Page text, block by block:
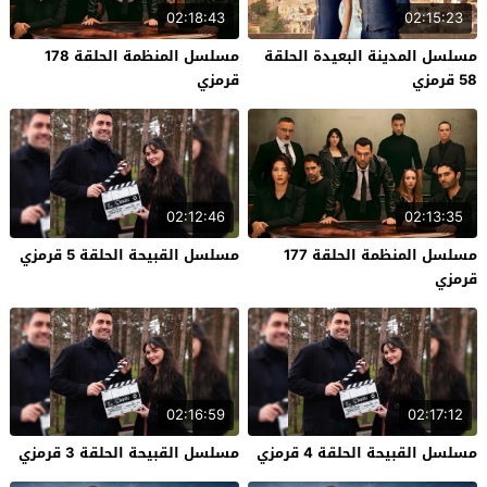
02:15:23
مسلسل المدينة البعيدة الحلقة
58 قرمزي
02:18:43
مسلسل المنظمة الحلقة 178
قرمزي
02:13:35
مسلسل المنظمة الحلقة 177
قرمزي
02:12:46
مسلسل القبيحة الحلقة 5 قرمزي
02:17:12
مسلسل القبيحة الحلقة 4 قرمزي
02:16:59
مسلسل القبيحة الحلقة 3 قرمزي